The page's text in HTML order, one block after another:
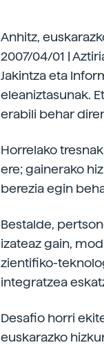
Anhitz,
2007/04/01 |
Jakintza eta
eleaniztasunak.
erabili behar
Horrelako
ere; gainerako
berezia egin
Bestalde,
izateaz gain,
zientifiko-
integratzea
Desafio horri
euskarazko